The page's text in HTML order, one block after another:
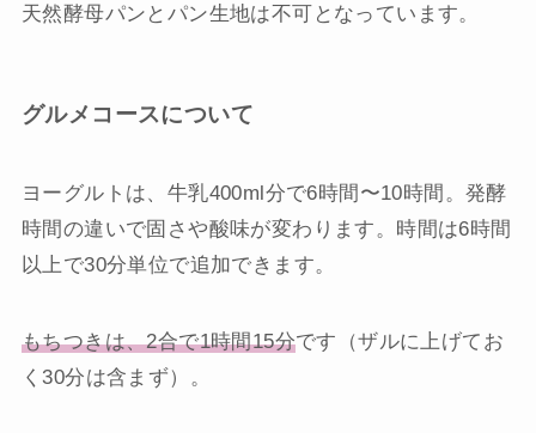
天然酵母パンとパン生地は不可となっています。
グルメコースについて
ヨーグルトは、牛乳400ml分で6時間〜10時間。発酵
時間の違いで固さや酸味が変わります。時間は6時間
以上で30分単位で追加できます。
もちつきは、2合で1時間15分です（ザルに上げてお
く30分は含まず）。